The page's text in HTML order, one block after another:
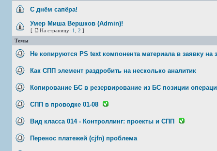
С днём сапёра!
Умер Миша Вершков (Admin)!
[ На страницу: 1 2 ]
Темы
Не копируются PS text компонента материала в заявку на
Как СПП элемент раздробить на несколько аналитик
Копирование БС в резервирование из БС позиции
СПП в проводке 01-08
Вид класса 014 - Контроллинг: проекты и СПП
Перенос платежей (cjfn) проблема